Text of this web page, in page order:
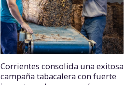
Corrientes consolida una exitosa
campaña tabacalera con fuerte